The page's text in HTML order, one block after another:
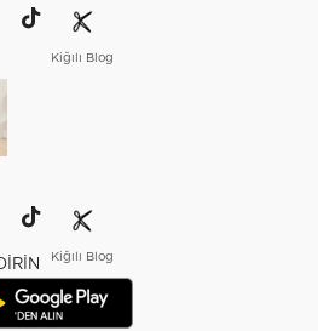
Kiğılı Blog
Kiğılı Blog